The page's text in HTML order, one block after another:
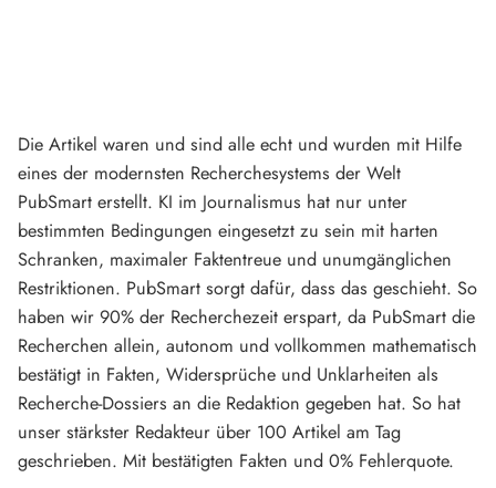
Die Artikel waren und sind alle echt und wurden mit Hilfe
eines der modernsten Recherchesystems der Welt
PubSmart erstellt. KI im Journalismus hat nur unter
bestimmten Bedingungen eingesetzt zu sein mit harten
Schranken, maximaler Faktentreue und unumgänglichen
Restriktionen. PubSmart sorgt dafür, dass das geschieht. So
haben wir 90% der Recherchezeit erspart, da PubSmart die
Recherchen allein, autonom und vollkommen mathematisch
bestätigt in Fakten, Widersprüche und Unklarheiten als
Recherche-Dossiers an die Redaktion gegeben hat. So hat
unser stärkster Redakteur über 100 Artikel am Tag
geschrieben. Mit bestätigten Fakten und 0% Fehlerquote.